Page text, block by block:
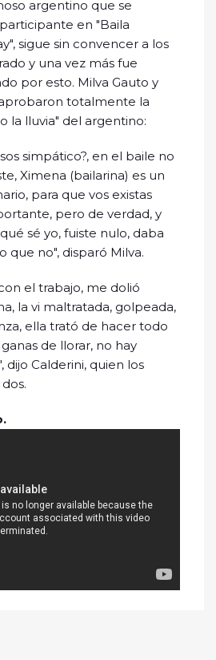
argentino que se
en "Baila
sigue sin convencer a los
y una vez más fue
por esto. Milva Gauto y
totalmente la
la lluvia" del argentino:
simpático?, en el baile no
Ximena (bailarina) es un
para que vos existas
pero de verdad, y
sé yo, fuiste nulo, daba
que no", disparó Milva.
el trabajo, me dolió
la vi maltratada, golpeada,
ella trató de hacer todo
de llorar, no hay
dijo Calderini, quien los